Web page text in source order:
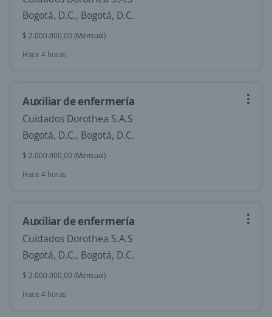
Bogotá, D.C., Bogotá, D.C.
$ 2.000.000,00 (Mensual)
Hace 4 horas
Auxiliar de enfermería
Cuidados Dorothea S.A.S
Bogotá, D.C., Bogotá, D.C.
$ 2.000.000,00 (Mensual)
Hace 4 horas
Auxiliar de enfermería
Cuidados Dorothea S.A.S
Bogotá, D.C., Bogotá, D.C.
$ 2.000.000,00 (Mensual)
Hace 4 horas